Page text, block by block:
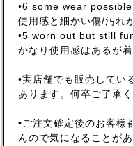
•6 some wear
使用感と細かい傷/汚れ
•5 worn out but still
かなり使用感はあるが
•実店舗でも販売してい
あります。何卒ご了承く
•ご注文確定後のお客様
んので気になることが